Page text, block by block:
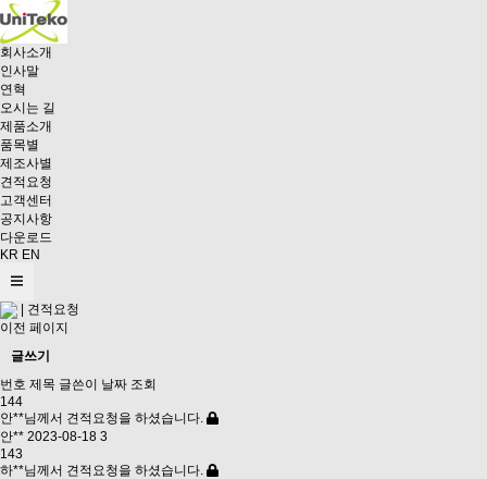
회사소개
인사말
연혁
오시는 길
제품소개
품목별
제조사별
견적요청
고객센터
공지사항
다운로드
KR EN
견적요청
이전 페이지
글쓰기
번호 제목 글쓴이 날짜 조회
144
안**님께서 견적요청을 하셨습니다.
안** 2023-08-18 3
143
하**님께서 견적요청을 하셨습니다.